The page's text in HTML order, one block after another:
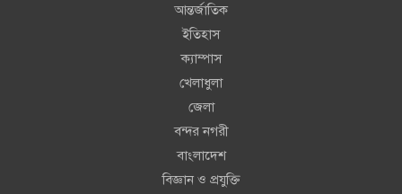
আন্তর্জাতিক
ইতিহাস
ক্যাম্পাস
খেলাধুলা
জেলা
বন্দর নগরী
বাংলাদেশ
বিজ্ঞান ও প্রযুক্তি